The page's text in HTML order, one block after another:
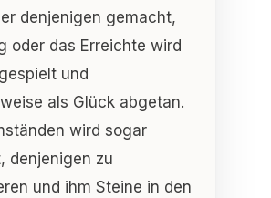
denjenigen gemacht,
oder das Erreichte wird
und
als Glück abgetan.
wird sogar
denjenigen zu
und ihm Steine in den